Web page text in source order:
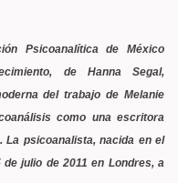
Psicoanalítica de México
de Hanna Segal,
del trabajo de Melanie
como una escritora
psicoanalista, nacida en el
julio de 2011 en Londres, a